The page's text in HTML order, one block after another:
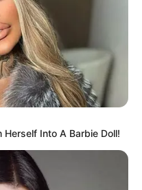
кладбища №1-11,
кладбищ можно